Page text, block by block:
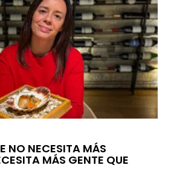
NO NECESITA MÁS
MÁS GENTE QUE